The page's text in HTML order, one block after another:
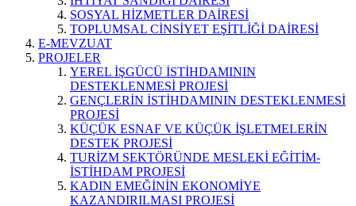
SOSYAL HİZMETLER DAİRESİ
TOPLUMSAL CİNSİYET EŞİTLİĞİ DAİRESİ
E-MEVZUAT
PROJELER
YEREL İŞGÜCÜ İSTİHDAMININ
DESTEKLENMESİ PROJESİ
GENÇLERİN İSTİHDAMININ DESTEKLENMESİ
PROJESİ
KÜÇÜK ESNAF VE KÜÇÜK İŞLETMELERİN
DESTEK PROJESİ
TURİZM SEKTÖRÜNDE MESLEKİ EĞİTİM-
İSTİHDAM PROJESİ
KADIN EMEĞİNİN EKONOMİYE
KAZANDIRILMASI PROJESİ